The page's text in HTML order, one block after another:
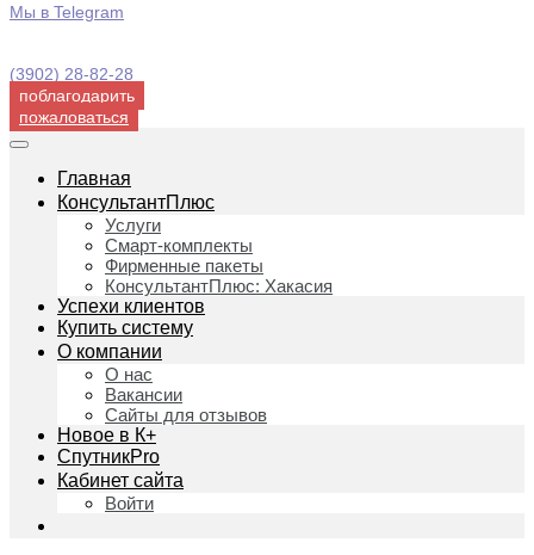
Мы в Telegram
(3902) 28-82-28
поблагодарить
пожаловаться
Главная
КонсультантПлюс
Услуги
Смарт-комплекты
Фирменные пакеты
КонсультантПлюс: Хакасия
Успехи клиентов
Купить систему
О компании
О нас
Вакансии
Сайты для отзывов
Новое в К+
СпутникPro
Кабинет сайта
Войти